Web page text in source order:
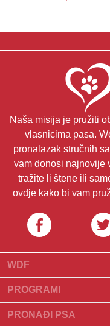
Naša misija je pružiti
vlasnicima pasa.
pronalazak stručnih
vam donosi najnovije
tražite li štene ili
ovdje kako bi vam
WDF
O nama
Što je World Dog Finder
PROGRAMI
Program za uzgajivače
PRONAĐI PSA